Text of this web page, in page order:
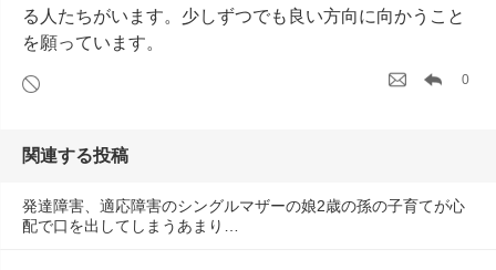
る人たちがいます。少しずつでも良い方向に向かうこと
を願っています。
0
関連する投稿
発達障害、適応障害のシングルマザーの娘2歳の孫の子育てが心
配で口を出してしまうあまり…